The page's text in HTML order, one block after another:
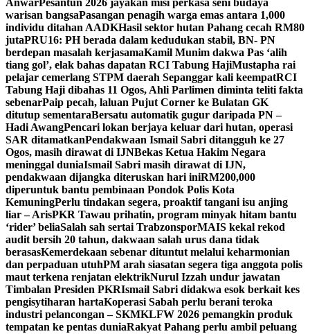
AnwarPesantun 2026 jayakan misi perkasa seni budaya
warisan bangsaPasangan penagih warga emas antara 1,000
individu ditahan AADKHasil sektor hutan Pahang cecah RM80
jutaPRU16: PH berada dalam kedudukan stabil, BN- PN
berdepan masalah kerjasamaKamil Munim dakwa Pas ‘alih
tiang gol’, elak bahas dapatan RCI Tabung HajiMustapha rai
pelajar cemerlang STPM daerah Sepanggar kali keempatRCI
Tabung Haji dibahas 11 Ogos, Ahli Parlimen diminta teliti fakta
sebenarPaip pecah, laluan Pujut Corner ke Bulatan GK
ditutup sementaraBersatu automatik gugur daripada PN –
Hadi AwangPencari lokan berjaya keluar dari hutan, operasi
SAR ditamatkanPendakwaan Ismail Sabri ditangguh ke 27
Ogos, masih dirawat di IJNBekas Ketua Hakim Negara
meninggal duniaIsmail Sabri masih dirawat di IJN,
pendakwaan dijangka diteruskan hari iniRM200,000
diperuntuk bantu pembinaan Pondok Polis Kota
KemuningPerlu tindakan segera, proaktif tangani isu anjing
liar – ArisPKR Tawau prihatin, program minyak hitam bantu
‘rider’ beliaSalah sah sertai TrabzonsporMAIS kekal rekod
audit bersih 20 tahun, dakwaan salah urus dana tidak
berasasKemerdekaan sebenar dituntut melalui keharmonian
dan perpaduan utuhPM arah siasatan segera tiga anggota polis
maut terkena renjatan elektrikNurul Izzah undur jawatan
Timbalan Presiden PKRIsmail Sabri didakwa esok berkait kes
pengisytiharan hartaKoperasi Sabah perlu berani teroka
industri pelancongan – SKMKLFW 2026 pemangkin produk
tempatan ke pentas duniaRakyat Pahang perlu ambil peluang